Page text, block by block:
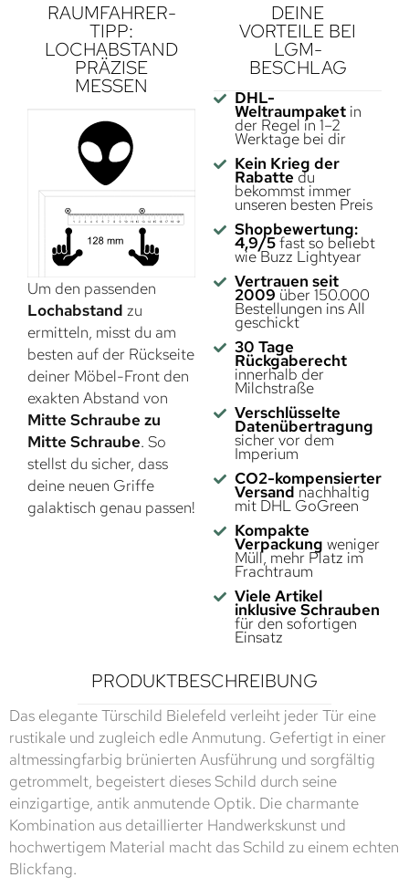
RAUMFAHRER-
TIPP:
LOCHABSTAND
PRÄZISE
MESSEN
Um den passenden
Lochabstand zu
ermitteln, misst du am
besten auf der Rückseite
deiner Möbel-Front den
exakten Abstand von
Mitte Schraube zu
Mitte Schraube. So
stellst du sicher, dass
deine neuen Griffe
galaktisch genau passen!
DEINE
VORTEILE BEI
LGM-
BESCHLAG
DHL-
Weltraumpaketin
der Regel in 1–2
Werktage bei dir
Kein Krieg der
Rabatte du
bekommst immer
unseren besten Preis
Shopbewertung:
4,9/5fast so beliebt
wie Buzz Lightyear
Vertrauen seit
2009 über 150.000
Bestellungen ins All
geschickt
30 Tage
Rückgaberecht
innerhalb der
Milchstraße
Verschlüsselte
Datenübertragung
sicher vor dem
Imperium
CO2-kompensierter
Versand nachhaltig
mit DHL GoGreen
Kompakte
Verpackung weniger
Müll, mehr Platz im
Frachtraum
Viele Artikel
inklusive Schrauben
für den sofortigen
Einsatz
PRODUKTBESCHREIBUNG
Das elegante Türschild Bielefeld verleiht jeder Tür eine
rustikale und zugleich edle Anmutung. Gefertigt in einer
altmessingfarbig brünierten Ausführung und sorgfältig
getrommelt, begeistert dieses Schild durch seine
einzigartige, antik anmutende Optik. Die charmante
Kombination aus detaillierter Handwerkskunst und
hochwertigem Material macht das Schild zu einem echten
Blickfang.